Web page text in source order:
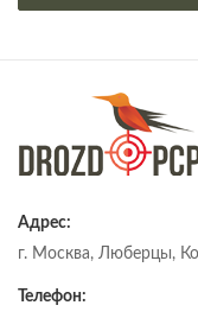
Адрес:
г. Москва, Люберцы,
Телефон: